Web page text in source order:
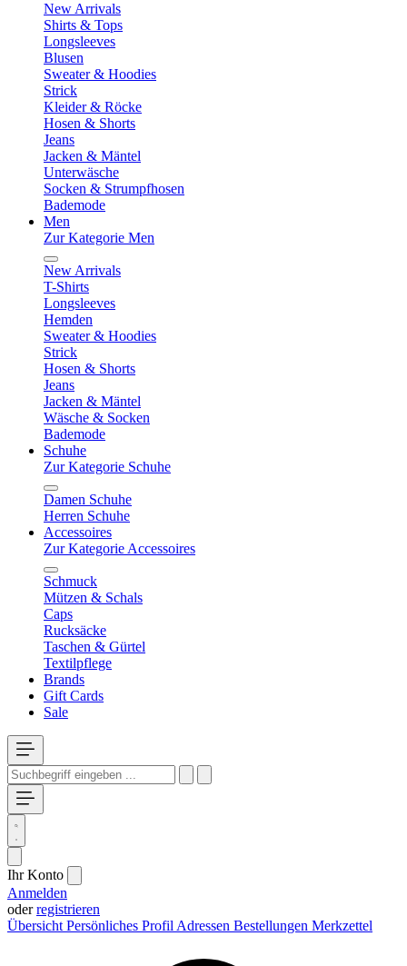
New Arrivals
Shirts & Tops
Longsleeves
Blusen
Sweater & Hoodies
Strick
Kleider & Röcke
Hosen & Shorts
Jeans
Jacken & Mäntel
Unterwäsche
Socken & Strumpfhosen
Bademode
Men
Zur Kategorie Men
New Arrivals
T-Shirts
Longsleeves
Hemden
Sweater & Hoodies
Strick
Hosen & Shorts
Jeans
Jacken & Mäntel
Wäsche & Socken
Bademode
Schuhe
Zur Kategorie Schuhe
Damen Schuhe
Herren Schuhe
Accessoires
Zur Kategorie Accessoires
Schmuck
Mützen & Schals
Caps
Rucksäcke
Taschen & Gürtel
Textilpflege
Brands
Gift Cards
Sale
Ihr Konto
Anmelden
oderregistrieren
Übersicht Persönliches Profil Adressen Bestellungen Merkzettel